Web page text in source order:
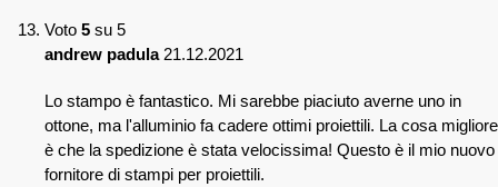
Voto 5 su 5
andrew padula21.12.2021
Lo stampo è fantastico. Mi sarebbe piaciuto averne uno in
ottone, ma l'alluminio fa cadere ottimi proiettili. La cosa migliore
è che la spedizione è stata velocissima! Questo è il mio nuovo
fornitore di stampi per proiettili.